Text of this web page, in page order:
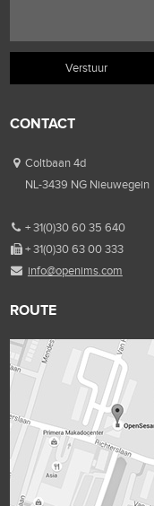
CONTACT
Coltbaan 4d
NL-3439 NG Nieuwegein
+ 31(0)30 60 35 640
+ 31(0)30 63 00 333
info@openims.com
ROUTE